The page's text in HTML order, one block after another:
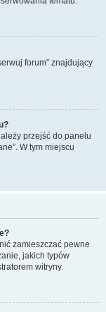
forum” znajdujący
przejść do panelu
W tym miejscu
zamieszczać pewne
jakich typów
witryny.